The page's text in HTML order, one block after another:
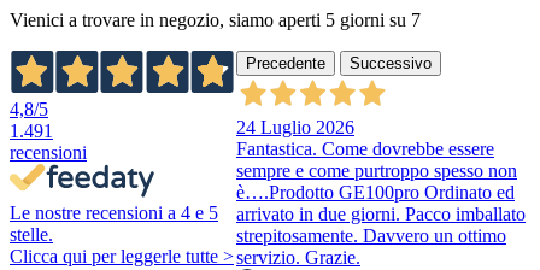
Vienici a trovare in negozio, siamo aperti 5 giorni su 7
4,8/5
1.491
recensioni
Le nostre recensioni a 4 e 5
stelle.
Clicca qui per leggerle tutte >
Precedente Successivo
24 Luglio 2026
Fantastica. Come dovrebbe essere
sempre e come purtroppo spesso non
è….Prodotto GE100pro Ordinato ed
arrivato in due giorni. Pacco imballato
strepitosamente. Davvero un ottimo
servizio. Grazie.